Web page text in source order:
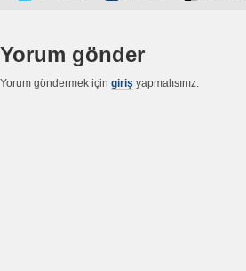
Yorum gönder
Yorum göndermek için giriş yapmalısınız.